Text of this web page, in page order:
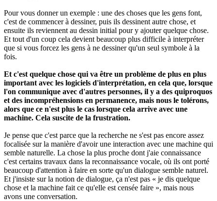
Pour vous donner un exemple : une des choses que les gens font,
c'est de commencer à dessiner, puis ils dessinent autre chose, et
ensuite ils reviennent au dessin initial pour y ajouter quelque chose.
Et tout d'un coup cela devient beaucoup plus difficile à interpréter
que si vous forcez les gens à ne dessiner qu'un seul symbole à la
fois.
Et c'est quelque chose qui va être un problème de plus en plus
important avec les logiciels d'interprétation, en cela que, lorsque
l'on communique avec d'autres personnes, il y a des quiproquos
et des incompréhensions en permanence, mais nous le tolérons,
alors que ce n'est plus le cas lorsque cela arrive avec une
machine. Cela suscite de la frustration.
Je pense que c'est parce que la recherche ne s'est pas encore assez
focalisée sur la manière d'avoir une interaction avec une machine qui
semble naturelle. La chose la plus proche dont j'aie connaissance
c'est certains travaux dans la reconnaissance vocale, où ils ont porté
beaucoup d'attention à faire en sorte qu'un dialogue semble naturel.
Et j'insiste sur la notion de dialogue, ça n'est pas « je dis quelque
chose et la machine fait ce qu'elle est censée faire », mais nous
avons une conversation.